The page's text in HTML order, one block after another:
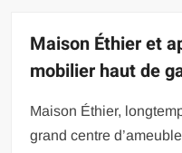
Maison Éthier et
mobilier haut de
Maison Éthier,
grand centre